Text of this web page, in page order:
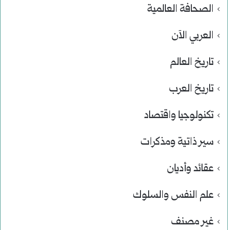
الصحافة العالمية
العربي الآن
تاريخ العالم
تاريخ العرب
تكنولوجيا واقتصاد
سير ذاتية ومذكرات
عقائد وأديان
علم النفس والسلوك
غير مصنف